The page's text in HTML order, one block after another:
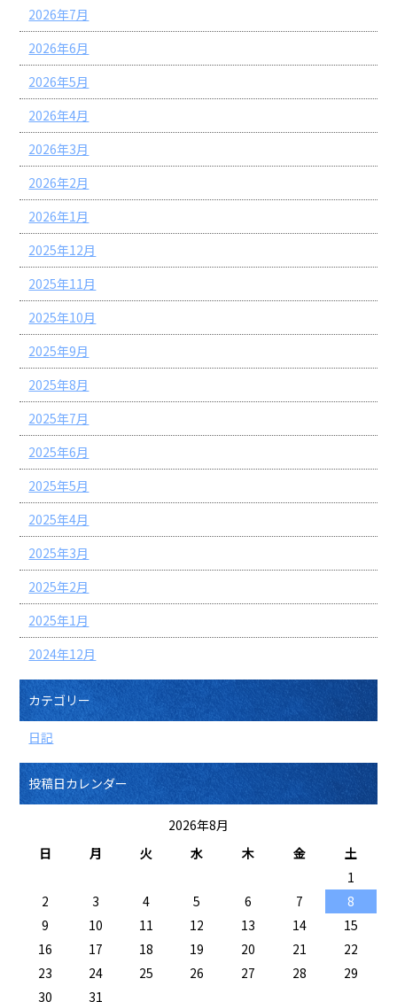
2026年7月
2026年6月
2026年5月
2026年4月
2026年3月
2026年2月
2026年1月
2025年12月
2025年11月
2025年10月
2025年9月
2025年8月
2025年7月
2025年6月
2025年5月
2025年4月
2025年3月
2025年2月
2025年1月
2024年12月
カテゴリー
日記
投稿日カレンダー
2026年8月
日
月 火 水 木 金
土
1
2
3 4 5 6 7
8
9
10 11 12 13 14
15
16
17 18 19 20 21
22
23
24 25 26 27 28
29
30
31